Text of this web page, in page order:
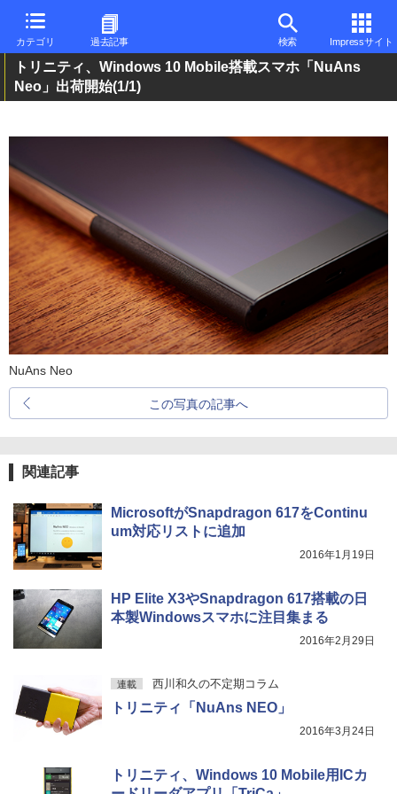
カテゴリ 過去記事 検索 Impressサイト
トリニティ、Windows 10 Mobile搭載スマホ「NuAns
Neo」出荷開始(1/1)
NuAns Neo
この写真の記事へ
関連記事
MicrosoftがSnapdragon 617をContinu
um対応リストに追加
2016年1月19日
HP Elite X3やSnapdragon 617搭載の日
本製Windowsスマホに注目集まる
2016年2月29日
連載 西川和久の不定期コラム
トリニティ「NuAns NEO」
2016年3月24日
トリニティ、Windows 10 Mobile用ICカ